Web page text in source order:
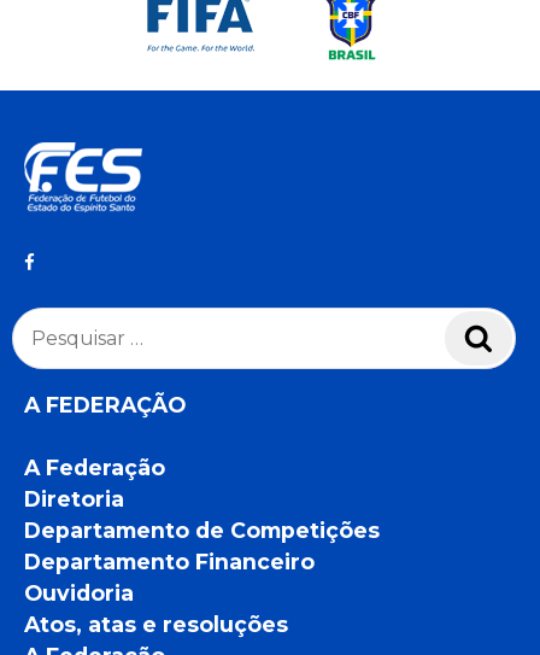
Pesquisar
por:
A FEDERAÇÃO
A Federação
Diretoria
Departamento de Competições
Departamento Financeiro
Ouvidoria
Atos, atas e resoluções